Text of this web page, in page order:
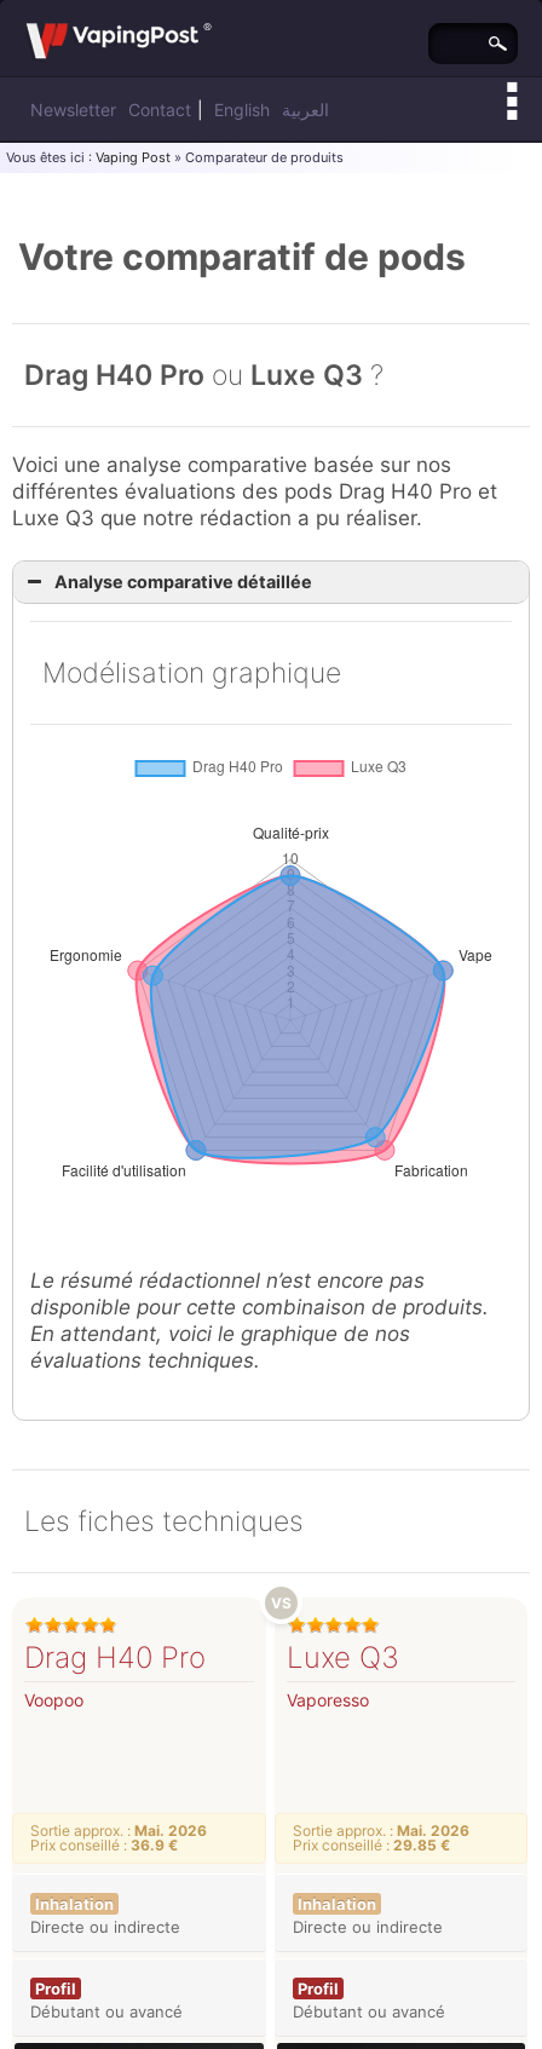
Newsletter Contact English العربية
Vous êtes ici : Vaping Post » Comparateur de produits
Votre comparatif de pods
Drag H40 Pro ou Luxe Q3 ?
Voici une analyse comparative basée sur nos
différentes évaluations des pods Drag H40 Pro et
Luxe Q3 que notre rédaction a pu réaliser.
Analyse comparative détaillée
Modélisation graphique
Le résumé rédactionnel n’est encore pas
disponible pour cette combinaison de produits.
En attendant, voici le graphique de nos
évaluations techniques.
Les fiches techniques
Drag H40 Pro
Voopoo
Sortie approx. : Mai. 2026
Prix conseillé : 36.9 €
Inhalation
Directe ou indirecte
Profil
Débutant ou avancé
Luxe Q3
Vaporesso
Sortie approx. : Mai. 2026
Prix conseillé : 29.85 €
Inhalation
Directe ou indirecte
Profil
Débutant ou avancé